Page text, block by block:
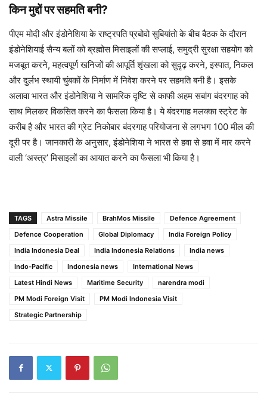
किन मुद्दों पर सहमति बनी?
पीएम मोदी और इंडोनेशिया के राष्ट्रपति प्रबोवो सुबियांतो के बीच बैठक के दौरान
इंडोनेशियाई सैन्य बलों को ब्रह्मोस मिसाइलों की सप्लाई, समुद्री सुरक्षा सहयोग को
मजबूत करने, महत्वपूर्ण खनिजों की आपूर्ति शृंखला को सुदृढ़ करने, इस्पात, निकल
और दुर्लभ स्थायी चुंबकों के निर्माण में निवेश करने पर सहमति बनी है। इसके
अलावा भारत और इंडोनेशिया ने सामरिक दृष्टि से काफी अहम सबांग बंदरगाह को
साथ मिलकर विकसित करने का फैसला किया है। ये बंदरगाह मलक्का स्ट्रेट के
करीब है और भारत की ग्रेट निकोबार बंदरगाह परियोजना से लगभग 100 मील की
दूरी पर है। जानकारी के अनुसार, इंडोनेशिया ने भारत से हवा से हवा में मार करने
वाली ‘अस्त्र’ मिसाइलों का आयात करने का फैसला भी किया है।
TAGS Astra Missile BrahMos Missile
Defence Agreement
Defence Cooperation
Global Diplomacy
India Foreign Policy
India Indonesia Deal
India Indonesia Relations
India news
Indo-Pacific
Indonesia news
International News
Latest Hindi News
Maritime Security
narendra modi
PM Modi Foreign Visit
PM Modi Indonesia Visit
Strategic Partnership